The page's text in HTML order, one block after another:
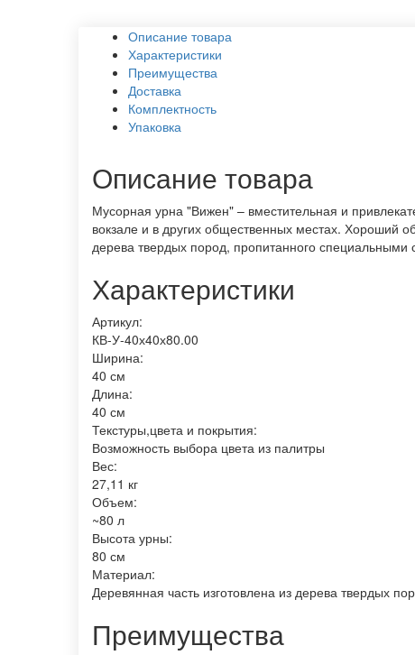
Описание товара
Характеристики
Преимущества
Доставка
Комплектность
Упаковка
Описание товара
Мусорная урна "Вижен" – вместительная и
вокзале и в других общественных местах. Хороший
дерева твердых пород, пропитанного специальными
Характеристики
Артикул:
КВ-У-40х40х80.00
Ширина:
40 см
Длина:
40 см
Текстуры,цвета и покрытия:
Возможность выбора цвета из палитры
Вес:
27,11 кг
Объем:
~80 л
Высота урны:
80 см
Материал:
Деревянная часть изготовлена из дерева твердых
Преимущества